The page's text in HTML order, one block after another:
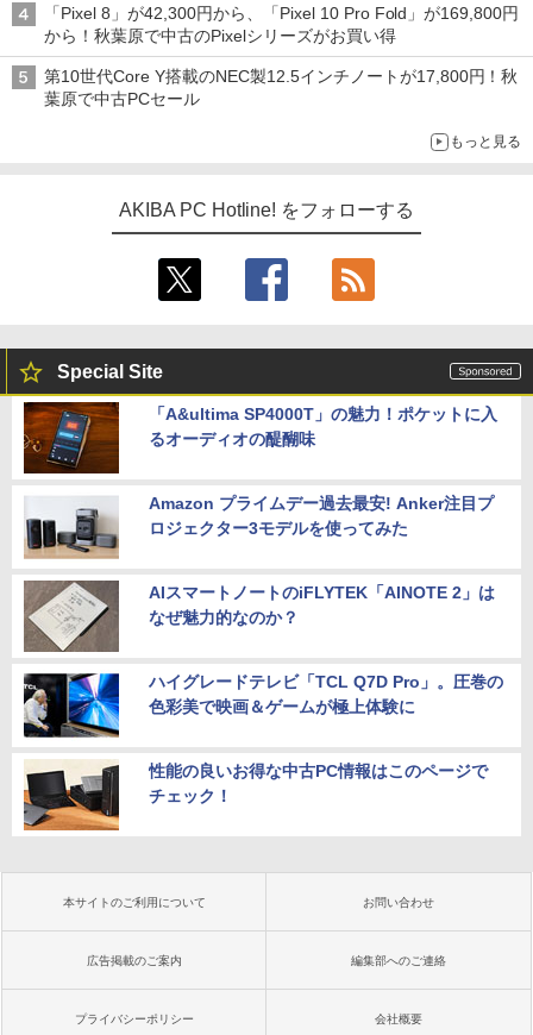
「Pixel 8」が42,300円から、「Pixel 10 Pro Fold」が169,800円
から！秋葉原で中古のPixelシリーズがお買い得
第10世代Core Y搭載のNEC製12.5インチノートが17,800円！秋
葉原で中古PCセール
もっと見る
AKIBA PC Hotline! をフォローする
Special Site
「A&ultima SP4000T」の魅力！ポケットに入
るオーディオの醍醐味
Amazon プライムデー過去最安! Anker注目プ
ロジェクター3モデルを使ってみた
AIスマートノートのiFLYTEK「AINOTE 2」は
なぜ魅力的なのか？
ハイグレードテレビ「TCL Q7D Pro」。圧巻の
色彩美で映画＆ゲームが極上体験に
性能の良いお得な中古PC情報はこのページで
チェック！
本サイトのご利用について お問い合わせ
広告掲載のご案内 編集部へのご連絡
プライバシーポリシー 会社概要